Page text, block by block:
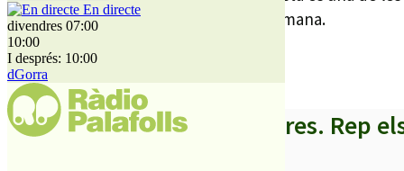
En directe
divendres 07:00
10:00
I després: 10:00
dGorra
gaudeixen de l’esport cada cap de setmana.
La cita dissabte a ¼ d’11 al Palauet.
A partir d’ara no et perdis res. Rep